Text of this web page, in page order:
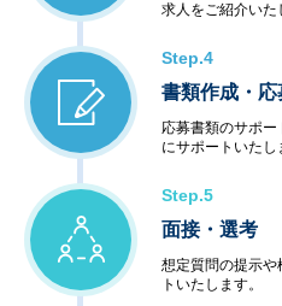
求人をご紹介いた
Step.4
書類作成・応
応募書類のサポ
にサポートいたし
Step.5
面接・選考
想定質問の提示や
トいたします。